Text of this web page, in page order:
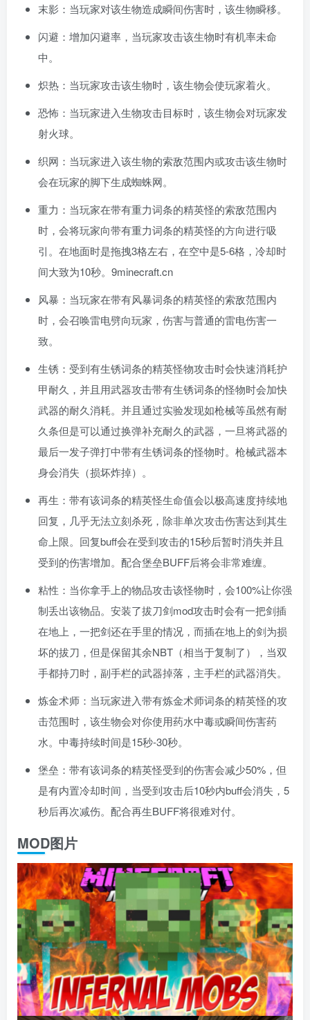
末影：当玩家对该生物造成瞬间伤害时，该生物瞬移。
闪避：增加闪避率，当玩家攻击该生物时有机率未命
中。
炽热：当玩家攻击该生物时，该生物会使玩家着火。
恐怖：当玩家进入生物攻击目标时，该生物会对玩家发
射火球。
织网：当玩家进入该生物的索敌范围内或攻击该生物时
会在玩家的脚下生成蜘蛛网。
重力：当玩家在带有重力词条的精英怪的索敌范围内
时，会将玩家向带有重力词条的精英怪的方向进行吸
引。在地面时是拖拽3格左右，在空中是5-6格，冷却时
间大致为10秒。9minecraft.cn
风暴：当玩家在带有风暴词条的精英怪的索敌范围内
时，会召唤雷电劈向玩家，伤害与普通的雷电伤害一
致。
生锈：受到有生锈词条的精英怪物攻击时会快速消耗护
甲耐久，并且用武器攻击带有生锈词条的怪物时会加快
武器的耐久消耗。并且通过实验发现如枪械等虽然有耐
久条但是可以通过换弹补充耐久的武器，一旦将武器的
最后一发子弹打中带有生锈词条的怪物时。枪械武器本
身会消失（损坏炸掉）。
再生：带有该词条的精英怪生命值会以极高速度持续地
回复，几乎无法立刻杀死，除非单次攻击伤害达到其生
命上限。回复buff会在受到攻击的15秒后暂时消失并且
受到的伤害增加。配合堡垒BUFF后将会非常难缠。
粘性：当你拿手上的物品攻击该怪物时，会100%让你强
制丢出该物品。安装了拔刀剑mod攻击时会有一把剑插
在地上，一把剑还在手里的情况，而插在地上的剑为损
坏的拔刀，但是保留其余NBT（相当于复制了），当双
手都持刀时，副手栏的武器掉落，主手栏的武器消失。
炼金术师：当玩家进入带有炼金术师词条的精英怪的攻
击范围时，该生物会对你使用药水中毒或瞬间伤害药
水。中毒持续时间是15秒-30秒。
堡垒：带有该词条的精英怪受到的伤害会减少50%，但
是有内置冷却时间，当受到攻击后10秒内buff会消失，5
秒后再次减伤。配合再生BUFF将很难对付。
MOD图片